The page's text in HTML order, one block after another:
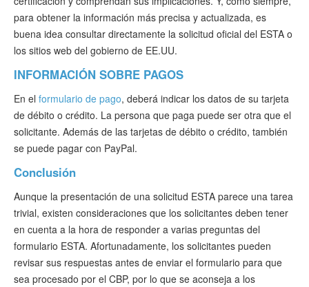
para obtener la información más precisa y actualizada, es
buena idea consultar directamente la solicitud oficial del ESTA o
los sitios web del gobierno de EE.UU.
INFORMACIÓN SOBRE PAGOS
En el formulario de pago, deberá indicar los datos de su tarjeta
de débito o crédito. La persona que paga puede ser otra que el
solicitante. Además de las tarjetas de débito o crédito, también
se puede pagar con PayPal.
Conclusión
Aunque la presentación de una solicitud ESTA parece una tarea
trivial, existen consideraciones que los solicitantes deben tener
en cuenta a la hora de responder a varias preguntas del
formulario ESTA. Afortunadamente, los solicitantes pueden
revisar sus respuestas antes de enviar el formulario para que
sea procesado por el CBP, por lo que se aconseja a los